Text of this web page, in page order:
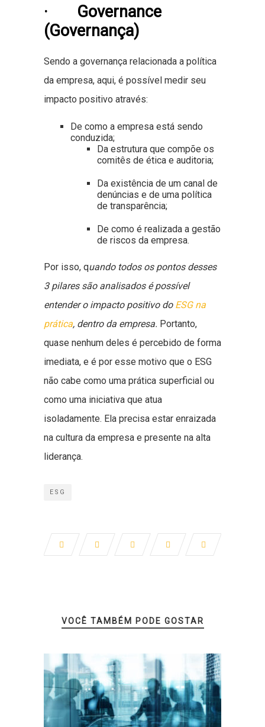
· Governance
(Governança)
Sendo a governança relacionada a política
da empresa, aqui, é possível medir seu
impacto positivo através:
De como a empresa está sendo
conduzida;
Da estrutura que compõe os
comitês de ética e auditoria;
Da existência de um canal de
denúncias e de uma política
de transparência;
De como é realizada a gestão
de riscos da empresa.
Por isso, quando todos os pontos desses
3 pilares são analisados é possível
entender o impacto positivo do ESG na
prática, dentro da empresa. Portanto,
quase nenhum deles é percebido de forma
imediata, e é por esse motivo que o ESG
não cabe como uma prática superficial ou
como uma iniciativa que atua
isoladamente. Ela precisa estar enraizada
na cultura da empresa e presente na alta
liderança.
ESG
VOCÊ TAMBÉM PODE GOSTAR